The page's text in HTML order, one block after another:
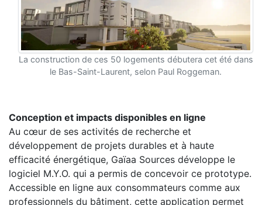
La construction de ces 50 logements débutera cet été dans
le Bas-Saint-Laurent, selon Paul Roggeman.
Conception et impacts disponibles en ligne
Au cœur de ses activités de recherche et
développement de projets durables et à haute
efficacité énergétique, Gaïaa Sources développe le
logiciel M.Y.O. qui a permis de concevoir ce prototype.
Accessible en ligne aux consommateurs comme aux
professionnels du bâtiment, cette application permet